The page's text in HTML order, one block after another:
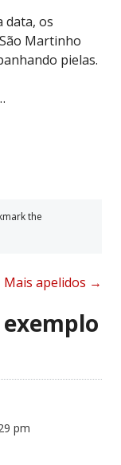
data, os
Martinho
pielas.
the
Mais apelidos →
exemplo
pm